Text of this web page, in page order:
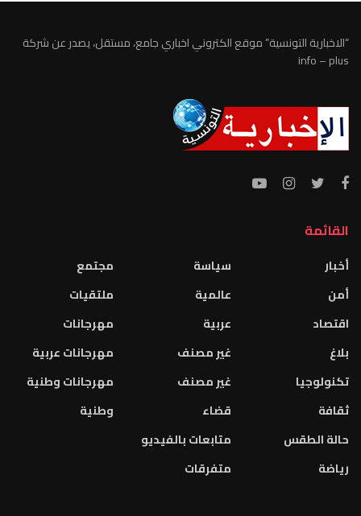
“الاخبارية التونسية” موقع الكتروني اخباري جامع، مستقل، يصدر عن شركة
info – plus
القائمة
أخبار
أمن
اقتصاد
بلاغ
تكنولوجيا
ثقافة
حالة الطقس
رياضة
سياسة
عالمية
عربية
غير مصنف
غير مصنف
قضاء
متابعات بالفيديو
متفرقات
مجتمع
ملتقيات
مهرجانات
مهرجانات عربية
مهرجانات وطنية
وطنية